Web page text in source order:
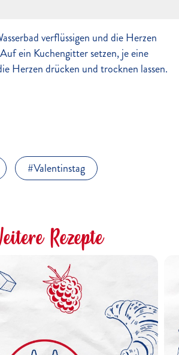
verflüssigen und die Herzen
ein Kuchengitter setzen, je eine
Herzen drücken und trocknen lassen.
Valentinstag
Rezepte